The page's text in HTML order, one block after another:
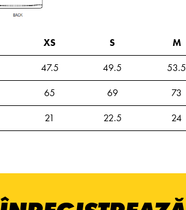
XS S M
47.5 49.5 53.5
65 69 73
21 22.5 24